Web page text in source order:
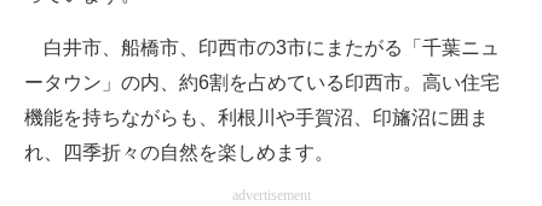
白井市、船橋市、印西市の3市にまたがる「千葉ニュ
ータウン」の内、約6割を占めている印西市。高い住宅
機能を持ちながらも、利根川や手賀沼、印旛沼に囲ま
れ、四季折々の自然を楽しめます。
advertisement